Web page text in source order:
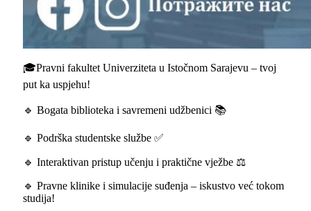
🎓Pravni fakultet Univerziteta u Istočnom Sarajevu – tvoj
put ka uspjehu!
🔹 Bogata biblioteka i savremeni udžbenici 📚
🔹 Podrška studentske službe ✅
🔹 Interaktivan pristup učenju i praktične vježbe ⚖️
🔹 Pravne klinike i simulacije suđenja – iskustvo već tokom
studija!